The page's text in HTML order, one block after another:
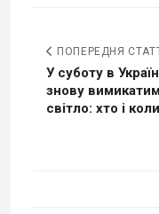
ПОПЕРЕДНЯ
У суботу в
знову
світло: хто і